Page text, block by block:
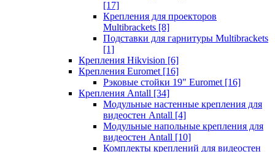
[17]
Крепления для проекторов
Multibrackets [8]
Подставки для гарнитуры Multibrackets
[1]
Крепления Hikvision [6]
Крепления Euromet [16]
Рэковые стойки 19" Euromet [16]
Крепления Antall [34]
Модульные настенные крепления для
видеостен Antall [4]
Модульные напольные крепления для
видеостен Antall [10]
Комплекты креплений для видеостен